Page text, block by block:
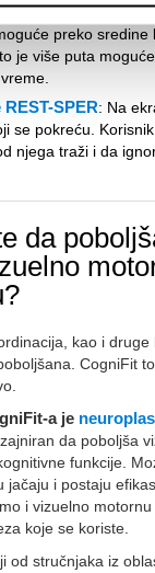
mora da klikne
preko sredine
je više puta
SPER: Na
se pokreću.
njega traži i da
da
kao i druge
CogniFit
a je
da poboljša
funkcije.
jačaju i postaju
i vizuelno
koje se koriste.
od stručnjaka iz